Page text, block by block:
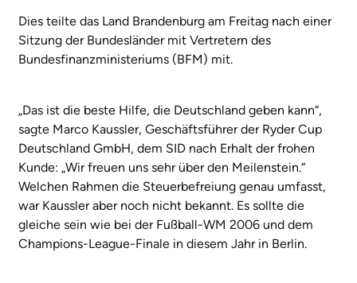
Dies teilte das Land Brandenburg am Freitag nach einer
Sitzung der Bundesländer mit Vertretern des
Bundesfinanzministeriums (BFM) mit.
„Das ist die beste Hilfe, die Deutschland geben kann“,
sagte Marco Kaussler, Geschäftsführer der Ryder Cup
Deutschland GmbH, dem SID nach Erhalt der frohen
Kunde: „Wir freuen uns sehr über den Meilenstein.“
Welchen Rahmen die Steuerbefreiung genau umfasst,
war Kaussler aber noch nicht bekannt. Es sollte die
gleiche sein wie bei der Fußball-WM 2006 und dem
Champions-League-Finale in diesem Jahr in Berlin.